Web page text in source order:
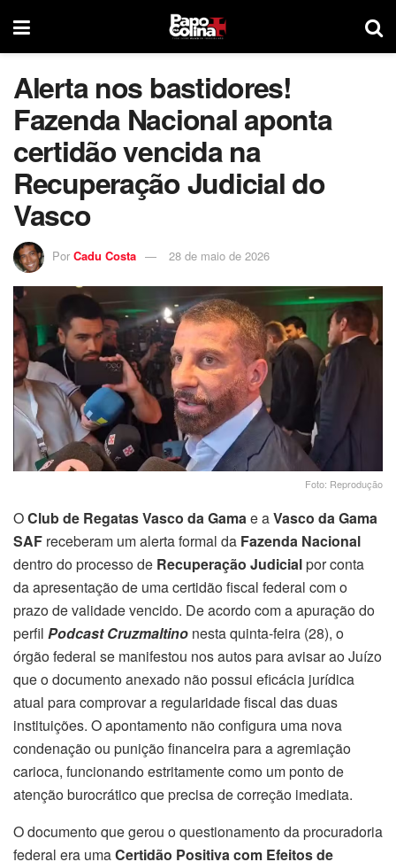
Alerta nos bastidores!
Fazenda Nacional aponta
certidão vencida na
Recuperação Judicial do
Vasco
Por Cadu Costa 28 de maio de 2026
Foto: Reprodução
OClub de Regatas Vasco da Gamae aVasco da Gama
SAF receberam um alerta formal da Fazenda Nacional
dentro do processo de Recuperação Judicialpor conta
da apresentação de uma certidão fiscal federal com o
prazo de validade vencido. De acordo com a apuração do
perfil Podcast Cruzmaltino nesta quinta-feira (28), o
órgão federal se manifestou nos autos para avisar ao Juízo
que o documento anexado não possui eficácia jurídica
atual para comprovar a regularidade fiscal das duas
instituições. O apontamento não configura uma nova
condenação ou punição financeira para a agremiação
carioca, funcionando estritamente como um ponto de
atenção burocrático que precisa de correção imediata.
O documento que gerou o questionamento da procuradoria
federal era umaCertidão Positiva com Efeitos de